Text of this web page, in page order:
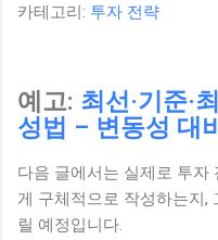
카테고리: 투자 전략
예고: 최선·기준·
성법 – 변동성 대
다음 글에서는 실제로 투자
게 구체적으로 작성하는지,
릴 예정입니다.